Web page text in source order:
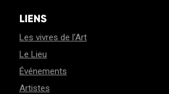
LIENS
Les vivres de l’Art
Le Lieu
Événements
Artistes